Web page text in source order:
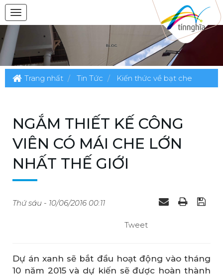
Trang nhất Tin Tức Kiến thức về bạt che
NGẮM THIẾT KẾ CÔNG
VIÊN CÓ MÁI CHE LỚN
NHẤT THẾ GIỚI
Thứ sáu - 10/06/2016 00:11
Tweet
Dự án xanh sẽ bắt đầu hoạt động vào tháng
10 năm 2015 và dự kiến sẽ được hoàn thành